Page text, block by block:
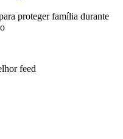
proteger família durante
feed